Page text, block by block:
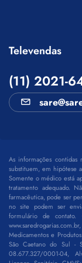
Televendas
(11) 2021-
As informações
substituem, em hipótese
Somente o médico está
tratamento adequado.
farmacêutica, pode ser
no site podem ser
formulário de contato.
Medicamentos e
São Caetano do Sul -
08.677.327/0001-04,